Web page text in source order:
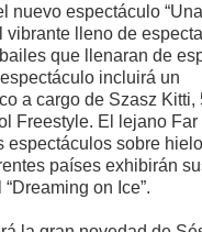
nuevo espectáculo
vibrante lleno de
que llenaran de
incluirá un
a cargo de Szasz Kitti,
Freestyle. El lejano Far
espectáculos sobre
países exhibirán
on Ice”.